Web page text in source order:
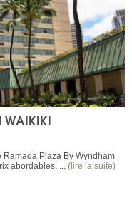
WAIKIKI
Ramada Plaza By Wyndham
abordables. ... (lire la suite)